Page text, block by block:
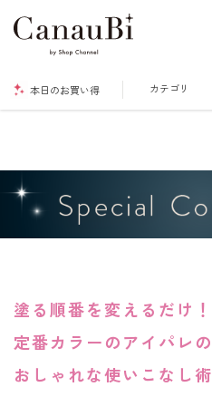
本日のお買い得 カテゴリ
塗る順番を変えるだけ！
定番カラーのアイパレの
おしゃれな使いこなし術